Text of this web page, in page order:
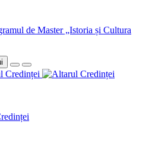
de Master „Istoria și Cultura